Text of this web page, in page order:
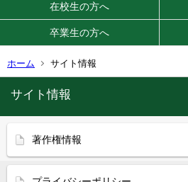
在校生の方へ
卒業生の方へ
ホーム サイト情報
サイト情報
著作権情報